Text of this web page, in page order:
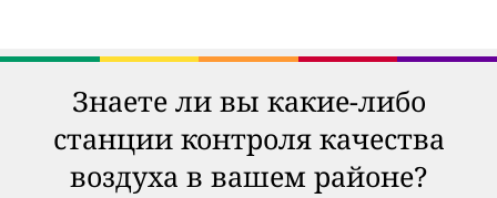
Знаете ли вы какие-либо
станции контроля качества
воздуха в вашем районе?